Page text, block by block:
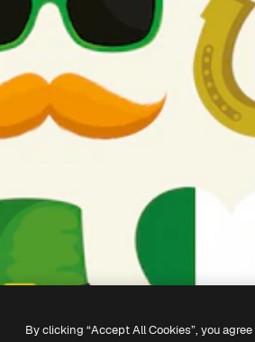
By clicking “Accept All Cookies”, you